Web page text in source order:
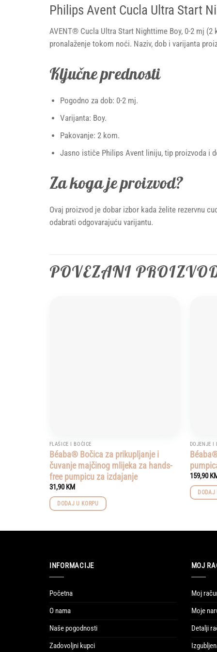
Philips Avent Cucla Ultra Start
AVENT® Cucla Ultra Start Nighttime Boy, 0-2 mj
pronalaženje tokom noći. Naziv, dob i varijanta
Ključne prednosti
Pogodno za dob: 0-2 mj.
Varijanta: Boy.
Pakovanje: 2 kom.
Jasno ističe Philips Avent liniju, tip proizvoda i
Za koga je proizvod?
Ovaj proizvod je dobar izbor kada želite rezervnu
odabrati odgovarajuću varijantu.
POVEZANI
FLAŠICE I BOČICE
Béaba® Bočica za prikupljanje i
čuvanje majčinog mlijeka za hands-
free pumpicu za izdajanje
31,90KM
DODAJ U KORPU
DOJENJE I
159,90
DODAJ
INFORMACIJE
Početna
O nama
Naše pogodnosti
Zadovoljni kupci
MOJ
Moj
Moje
Detalji